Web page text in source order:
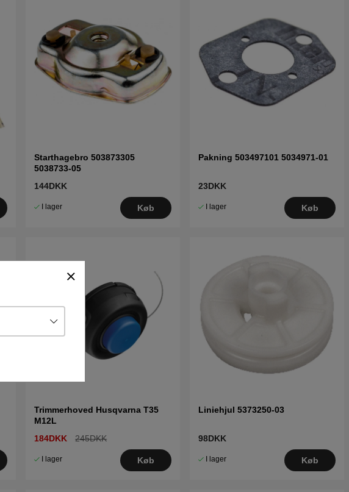
Starthagebro 503873305
5038733-05
144DKK
I lager Køb
Pakning 503497101 5034971-01
23DKK
I lager Køb
Trimmerhoved Husqvarna T35
M12L
184DKK
245DKK
I lager Køb
Liniehjul 5373250-03
98DKK
I lager Køb